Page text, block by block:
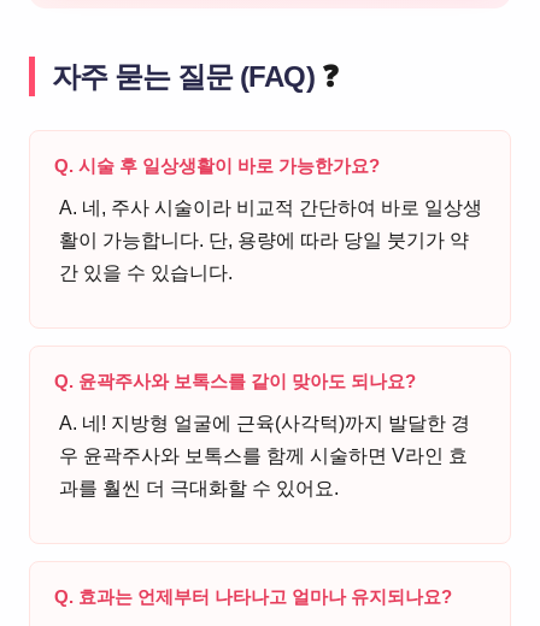
자주 묻는 질문 (FAQ)❓
Q. 시술 후 일상생활이 바로 가능한가요?
A. 네, 주사 시술이라 비교적 간단하여 바로 일상생
활이 가능합니다. 단, 용량에 따라 당일 붓기가 약
간 있을 수 있습니다.
Q. 윤곽주사와 보톡스를 같이 맞아도 되나요?
A. 네! 지방형 얼굴에 근육(사각턱)까지 발달한 경
우 윤곽주사와 보톡스를 함께 시술하면 V라인 효
과를 훨씬 더 극대화할 수 있어요.
Q. 효과는 언제부터 나타나고 얼마나 유지되나요?